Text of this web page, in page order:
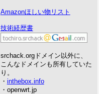
Amazonほしい物リスト
技術経歴書
srchack.orgドメイン以外に、
こんなドメインも所有していた
り。
・ inthebox.info
・openwrt.jp